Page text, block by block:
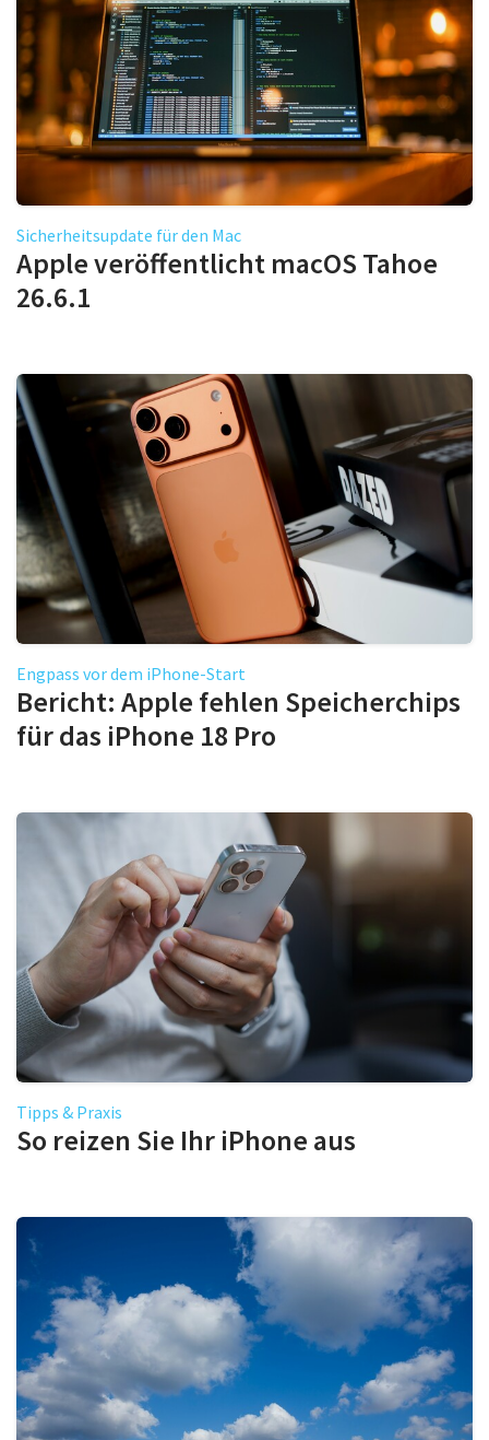
Sicherheitsupdate für den Mac
Apple veröffentlicht macOS Tahoe
26.6.1
Engpass vor dem iPhone-Start
Bericht: Apple fehlen Speicherchips
für das iPhone 18 Pro
Tipps & Praxis
So reizen Sie Ihr iPhone aus